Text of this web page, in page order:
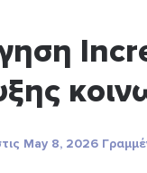
May 8, 2026